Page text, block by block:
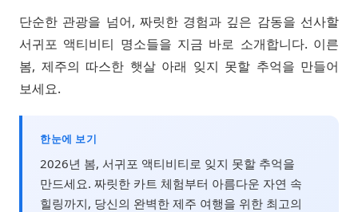
단순한 관광을 넘어, 짜릿한 경험과 깊은 감동을 선사할
서귀포 액티비티 명소들을 지금 바로 소개합니다. 이른
봄, 제주의 따스한 햇살 아래 잊지 못할 추억을 만들어
보세요.
한눈에 보기
2026년 봄, 서귀포 액티비티로 잊지 못할 추억을
만드세요. 짜릿한 카트 체험부터 아름다운 자연 속
힐링까지, 당신의 완벽한 제주 여행을 위한 최고의